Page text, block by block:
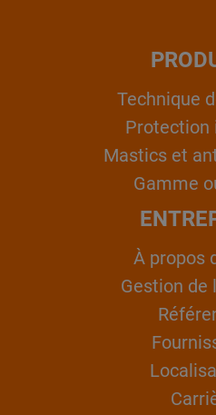
Technique
Protection
Mastics et
Gamme
À propos
Gestion de